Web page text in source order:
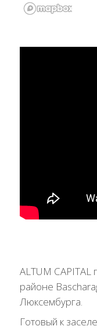
ALTUM CAPITAL
районе
Люксембурга.
Готовый к